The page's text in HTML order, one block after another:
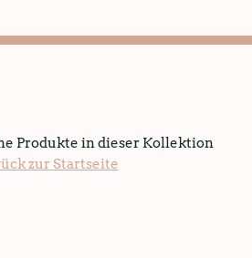
Produkte in dieser Kollektion
zur Startseite